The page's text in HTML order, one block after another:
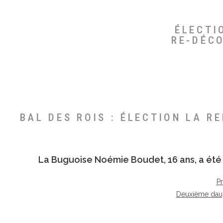
RE-
BAL DES ROIS : ÉLECTION LA
La Buguoise Noémie Boudet, 16 ans, a
Deuxième